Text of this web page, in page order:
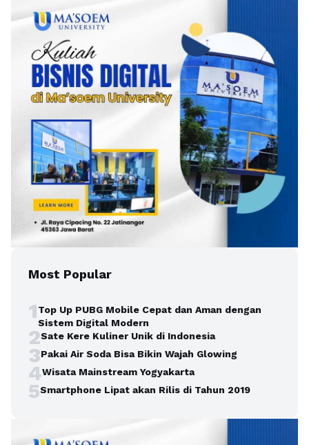
Most Popular
1Top Up PUBG Mobile Cepat dan Aman dengan
Sistem Digital Modern
2Sate Kere Kuliner Unik di Indonesia
3Pakai Air Soda Bisa Bikin Wajah Glowing
4Wisata Mainstream Yogyakarta
5Smartphone Lipat akan Rilis di Tahun 2019